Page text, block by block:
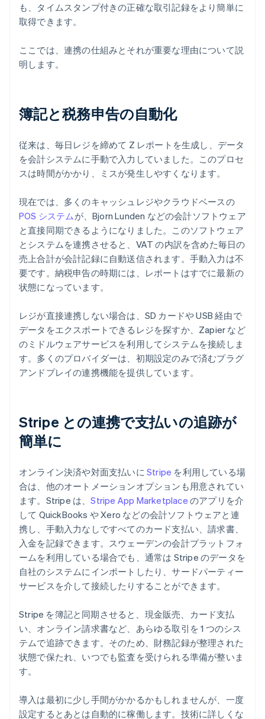
も、タイムスタンプ付きの正確な取引記録をより簡単に
取得できます。
ここでは、連携の仕組みとそれが重要な理由について説
明します。
簿記と税務申告の自動化
従来は、毎日レジを締めて Z レポートを生成し、データ
を会計システムに手動で入力していました。このプロセ
スは時間がかかり、ミスが発生しやすくなります。
現在では、多くのキャッシュレジやクラウドベースの
POS システムが、Bjorn Lunden などの会計ソフトウェア
と直接同期できるようになりました。このソフトウェア
とシステムを連携させると、VAT の内訳を含めた毎日の
売上合計が会計記録に自動送信されます。手動入力は不
要です。納税申告の時期には、レポートはすでに最新の
状態になっています。
レジが直接連携しない場合は、SD カードや USB 経由で
データをエクスポートできるレジを探すか、Zapier など
のミドルウェアサービスを利用してシステムを接続しま
す。多くのプロバイダーは、初期設定のみで済むプラグ
アンドプレイの連携機能を提供しています。
Stripe との連携で支払いの追跡が
簡単に
オンライン決済や対面支払いに Stripe を利用している場
合は、他のオートメーションオプションも用意されてい
ます。Stripe は、Stripe App Marketplace のアプリを介
して QuickBooks や Xero などの会計ソフトウェアと連
携し、手動入力なしですべてのカード支払い、請求書、
入金を記録できます。スウェーデンの会計プラットフォ
ームを利用している場合でも、通常は Stripe のデータを
自社のシステムにインポートしたり、サードパーティー
サービスを介して接続したりすることができます。
Stripe を簿記と同期させると、現金販売、カード支払
い、オンライン請求書など、あらゆる取引を 1 つのシス
テムで追跡できます。そのため、財務記録が整理された
状態で保たれ、いつでも監査を受けられる準備が整いま
す。
導入は最初に少し手間がかかるかもしれませんが、一度
設定するとあとは自動的に稼働します。技術に詳しくな